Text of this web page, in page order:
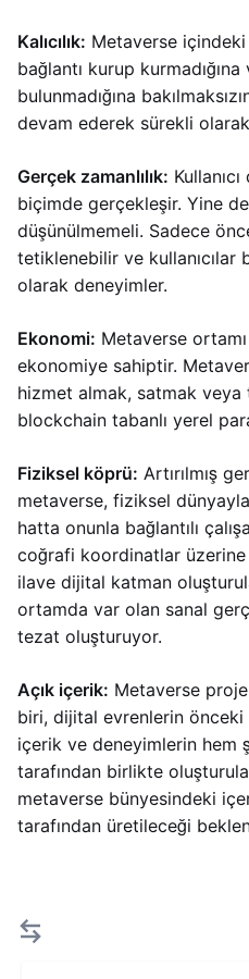
Kalıcılık: Metaverse içindeki
bağlantı kurup
bulunmadığına
devam ederek sürekli
Gerçek zamanlılık:
biçimde gerçekleşir. Yine de
düşünülmemeli. Sadece
tetiklenebilir ve kullanıcılar
olarak deneyimler.
Ekonomi: Metaverse
ekonomiye sahiptir.
hizmet almak, satmak
blockchain tabanlı yerel
Fiziksel köprü: Artırılmış
metaverse, fiziksel
hatta onunla bağlantılı
coğrafi koordinatlar üzerine
ilave dijital katman
ortamda var olan sanal
tezat oluşturuyor.
Açık içerik: Metaverse
biri, dijital evrenlerin önceki
içerik ve deneyimlerin hem
tarafından birlikte
metaverse bünyesindeki
tarafından üretileceği